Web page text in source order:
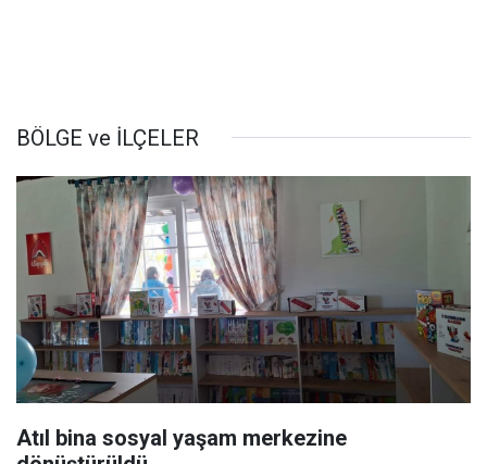
BÖLGE ve İLÇELER
Atıl bina sosyal yaşam merkezine